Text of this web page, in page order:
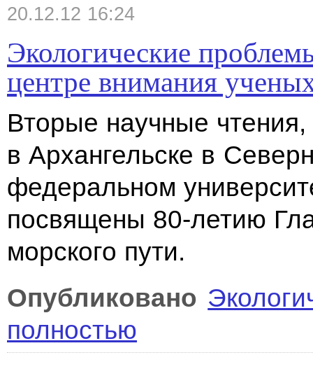
20.12.12 16:24
Экологические
центре внимания
Вторые научные
в Архангельске в
федеральном
посвящены 80-летию
морского пути.
Опубликовано
полностью